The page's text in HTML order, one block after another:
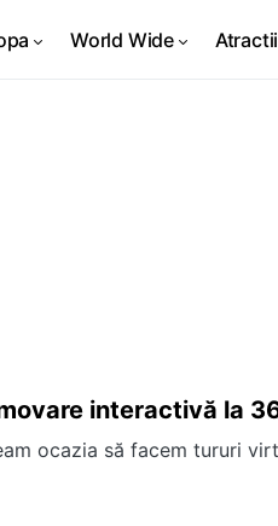
World Wide
interactivă la
ocazia să facem tururi